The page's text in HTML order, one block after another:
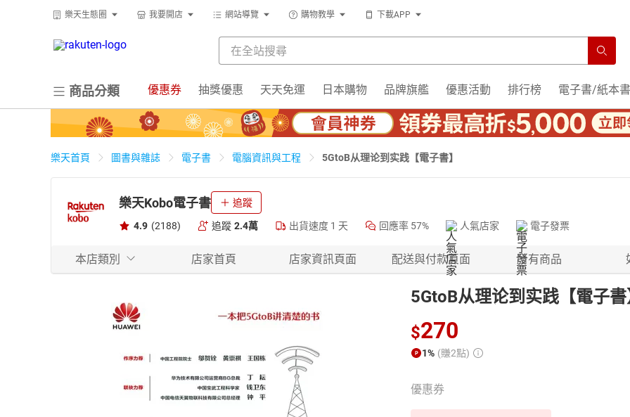
樂天生態圈 我要開店 網站導覽 購物教學 下載APP
商品分類 優惠券 抽獎優惠 天天免運 日本購物 品牌旗艦 優惠活動 排行榜 電子書/紙本書
樂天首頁 圖書與雜誌 電子書 電腦資訊與工程 5GtoB从理论到实践【電子書】
樂天Kobo電子書 追蹤
4.9 (2188) 追蹤 2.4萬 出貨速度 1 天 回應率 57% 人氣店家 電子發票
本店類別 店家首頁 店家資訊頁面 配送與付款頁面 所有商品
5GtoB从理论到实践【電子
$270
1% (賺2點)
優惠券